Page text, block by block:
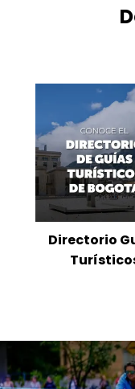
Directorio
MMB 2026